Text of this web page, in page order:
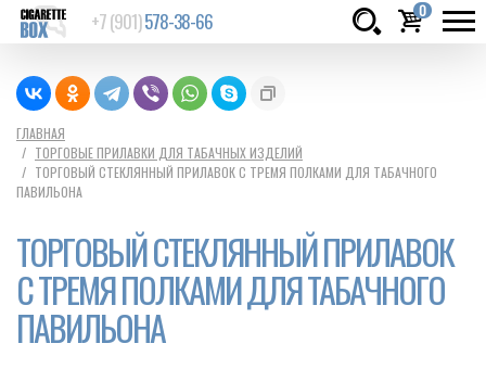
+7 (901)578-38-66 0
ГЛАВНАЯ
ТОРГОВЫЕ ПРИЛАВКИ ДЛЯ ТАБАЧНЫХ ИЗДЕЛИЙ
ТОРГОВЫЙ СТЕКЛЯННЫЙ ПРИЛАВОК C ТРЕМЯ ПОЛКАМИ ДЛЯ ТАБАЧНОГО
ПАВИЛЬОНА
ТОРГОВЫЙ СТЕКЛЯННЫЙ ПРИЛАВОК
C ТРЕМЯ ПОЛКАМИ ДЛЯ ТАБАЧНОГО
ПАВИЛЬОНА